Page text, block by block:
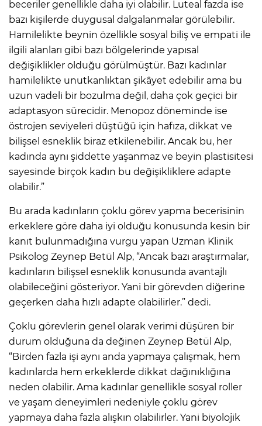
beceriler genellikle daha iyi olabilir. Luteal fazda ise
bazı kişilerde duygusal dalgalanmalar görülebilir.
Hamilelikte beynin özellikle sosyal biliş ve empati ile
ilgili alanları gibi bazı bölgelerinde yapısal
değişiklikler olduğu görülmüştür. Bazı kadınlar
hamilelikte unutkanlıktan şikâyet edebilir ama bu
uzun vadeli bir bozulma değil, daha çok geçici bir
adaptasyon sürecidir. Menopoz döneminde ise
östrojen seviyeleri düştüğü için hafıza, dikkat ve
bilişsel esneklik biraz etkilenebilir. Ancak bu, her
kadında aynı şiddette yaşanmaz ve beyin plastisitesi
sayesinde birçok kadın bu değişikliklere adapte
olabilir.”
Bu arada kadınların çoklu görev yapma becerisinin
erkeklere göre daha iyi olduğu konusunda kesin bir
kanıt bulunmadığına vurgu yapan Uzman Klinik
Psikolog Zeynep Betül Alp, “Ancak bazı araştırmalar,
kadınların bilişsel esneklik konusunda avantajlı
olabileceğini gösteriyor. Yani bir görevden diğerine
geçerken daha hızlı adapte olabilirler.” dedi.
Çoklu görevlerin genel olarak verimi düşüren bir
durum olduğuna da değinen Zeynep Betül Alp,
“Birden fazla işi aynı anda yapmaya çalışmak, hem
kadınlarda hem erkeklerde dikkat dağınıklığına
neden olabilir. Ama kadınlar genellikle sosyal roller
ve yaşam deneyimleri nedeniyle çoklu görev
yapmaya daha fazla alışkın olabilirler. Yani biyolojik